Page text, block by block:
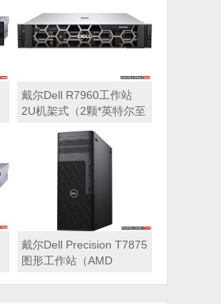
戴尔Dell R7960工作站
2U机架式（2颗*英特尔至
十四核心丨256GB 内存
丨1T固态硬盘+2块*8TB
硬盘丨2*RTX A6000
48GB显卡丨2400W双电
源丨三年质保）
戴尔Dell Precision T7875
图形工作站（AMD